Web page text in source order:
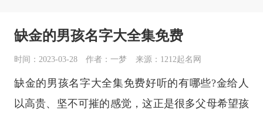
缺金的男孩名字大全集免费
时间：2023-03-28 作者：一梦 来源：1212起名网
缺金的男孩名字大全集免费好听的有哪些?金给人
以高贵、坚不可摧的感觉，这正是很多父母希望孩